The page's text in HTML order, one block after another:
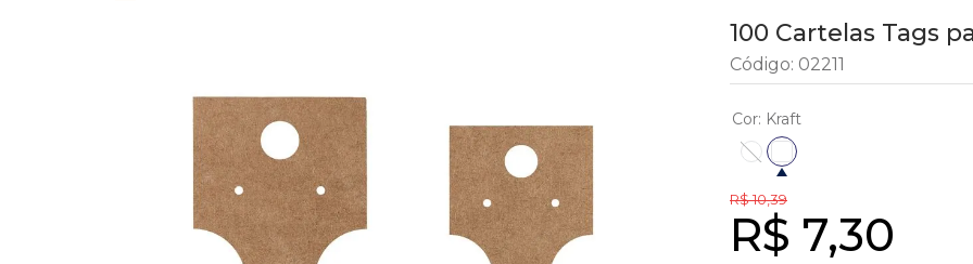
100 Cartelas Tags
Código: 02211
Cor: Kraft
R$10,39
R$ 7,30
º
estojos
7º
relogio
8º
busto
9º
sacolas